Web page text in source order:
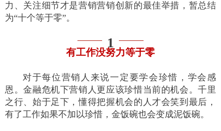
力、关注细节才是营销营销创新的最佳举措，暂总结
为“十个等于零”。
1
有工作没努力等于零
对于每位营销人来说一定要学会珍惜，学会感
恩。金融危机下营销人更应该珍惜当前的机会。千里
之行、始于足下，懂得把握机会的人才会笑到最后，
有了工作如果不加以珍惜，金饭碗也会变成泥饭碗。